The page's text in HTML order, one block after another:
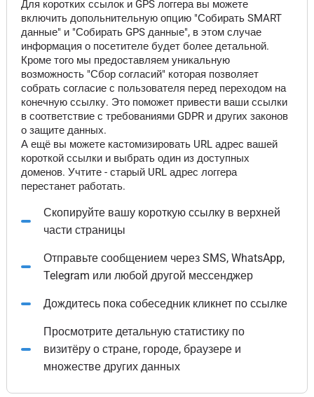
Для коротких ссылок и GPS логгера вы можете
включить допольнительную опцию "Собирать SMART
данные" и "Собирать GPS данные", в этом случае
информация о посетителе будет более детальной.
Кроме того мы предоставляем уникальную
возможность "Сбор согласий" которая позволяет
собрать согласие с пользователя перед переходом на
конечную ссылку. Это поможет привести ваши ссылки
в соответствие с требованиями GDPR и других законов
о защите данных.
А ещё вы можете кастомизировать URL адрес вашей
короткой ссылки и выбрать один из доступных
доменов. Учтите - старый URL адрес логгера
перестанет работать.
Скопируйте вашу короткую ссылку в верхней
части страницы
Отправьте сообщением через SMS, WhatsApp,
Telegram или любой другой мессенджер
Дождитесь пока собеседник кликнет по ссылке
Просмотрите детальную статистику по
визитёру о стране, городе, браузере и
множестве других данных